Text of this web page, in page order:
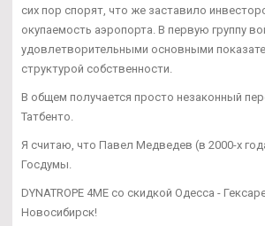
сих пор спорят, что же заставило
окупаемость аэропорта. В первую группу
удовлетворительными основными
структурой собственности.
В общем получается просто незаконный
Татбенто.
Я считаю, что Павел Медведев (в 2000-х
Госдумы.
DYNATROPE 4ME со скидкой Одесса -
Новосибирск!